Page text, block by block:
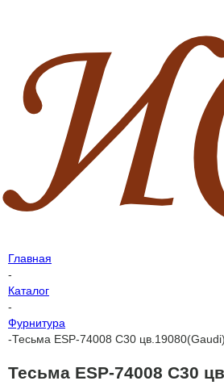
Главная
-
Каталог
-
Фурнитура
-Тесьма ESP-74008 C30 цв.19080(Gaudi)
Тесьма ESP-74008 C30